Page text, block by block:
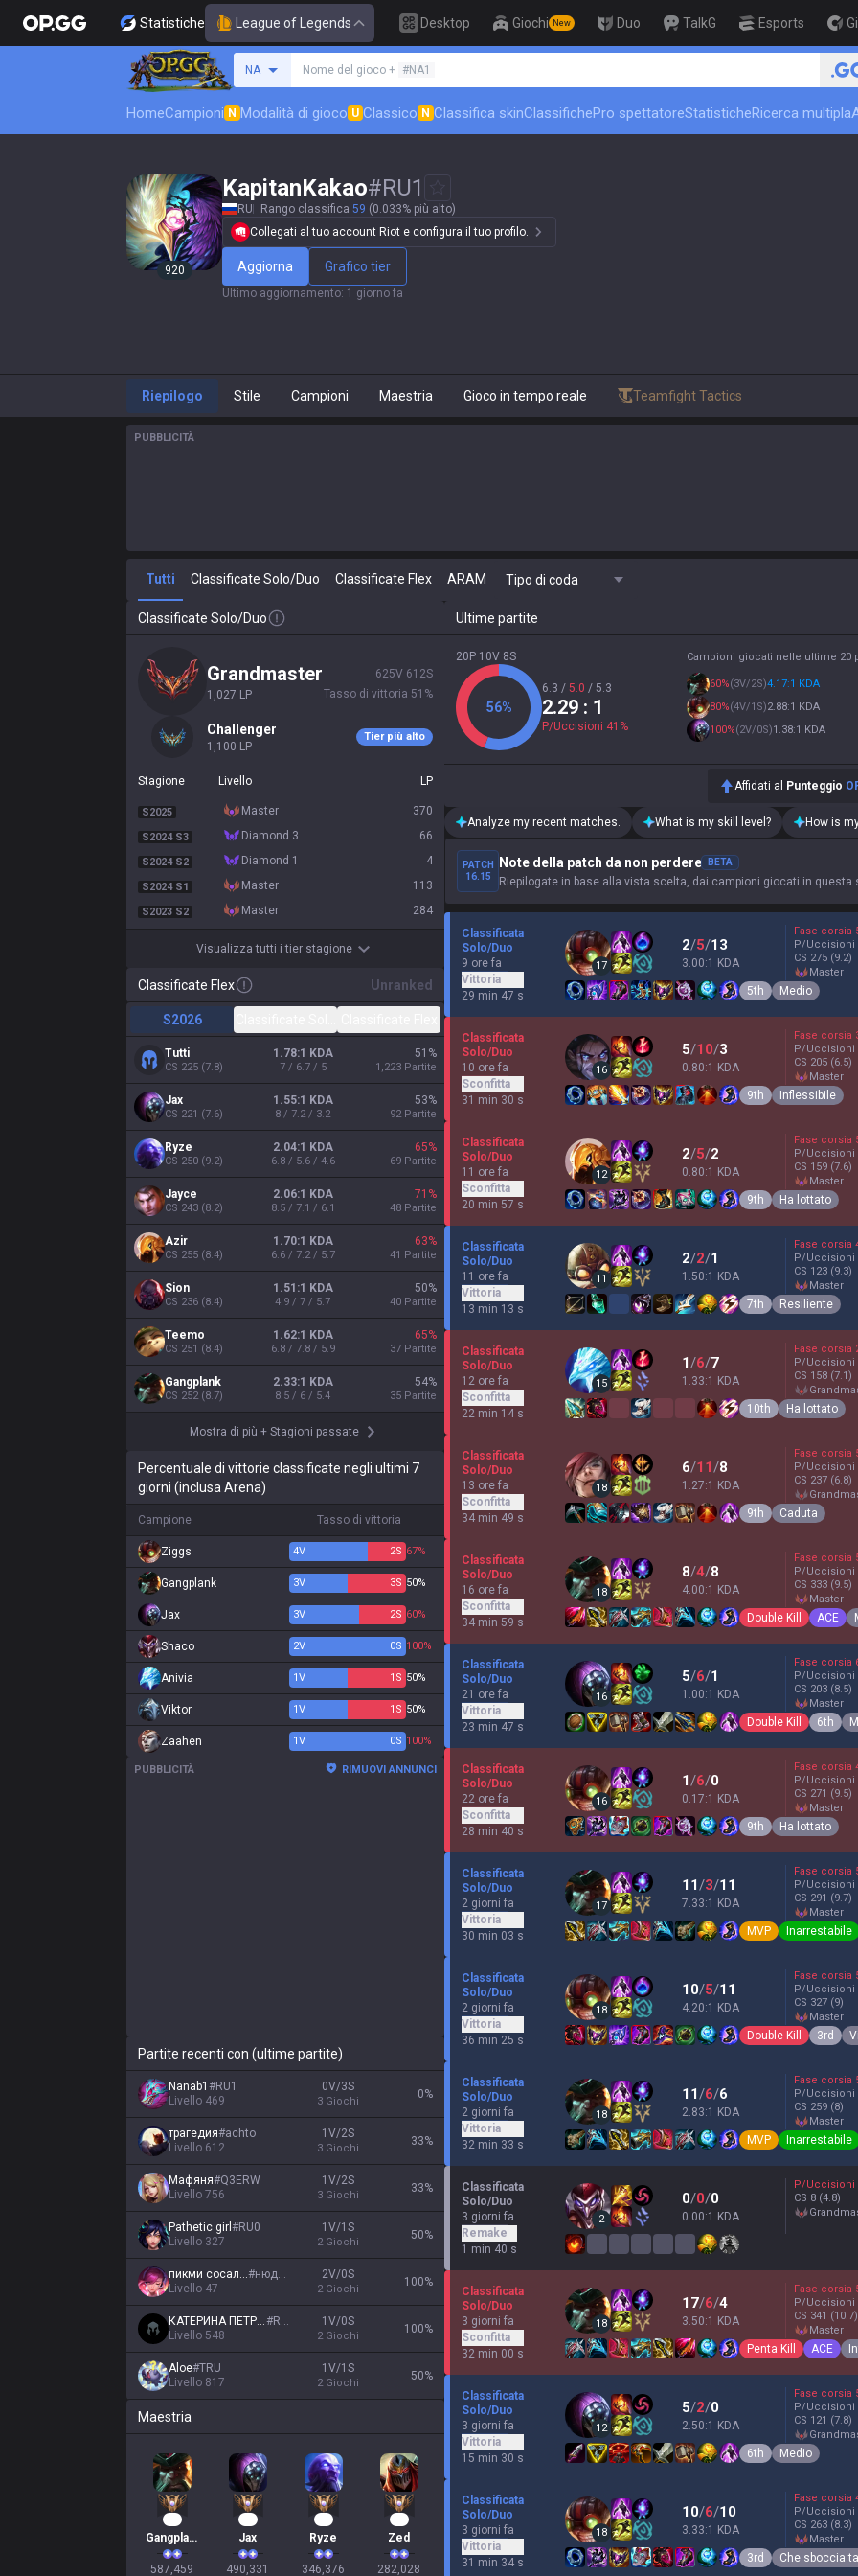
Statistiche League of Legends Desktop Giochi New Duo TalkG Esports
NA
Cerca un evocatore
Nome del gioco + #NA1
HomeCampioni N Modalità di gioco U Classico N Classifica skinClassifichePro spettatoreStatisticheRicerca multipla
920
KapitanKakao#RU1
RU Rango classifica 59 (0.033% più alto)
Collegati al tuo account Riot e configura il tuo profilo.
Aggiorna Grafico tier
Ultimo aggiornamento: 1 giorno fa
Riepilogo Stile Campioni Maestria Gioco in tempo reale Teamfight Tactics
PUBBLICITÀ
Tutti Classificate Solo/Duo Classificate Flex ARAM Tipo di coda
Classificate Solo/Duo
grandmaster
1,027 LP
625V 612S
Tasso di vittoria 51 %
challenger
1,100 LP
Tier più alto
Stagione Livello LP
S2025 master 370
S2024 S3 diamond 3 66
S2024 S2 diamond 1 4
S2024 S1 master 113
S2023 S2 master 284
Visualizza tutti i tier stagione
Classificate Flex Unranked
S2026
Tutti
CS 225 (7.8)
1.78:1 KDA
7 / 6.7 / 5
51 %
1,223 Partite
Jax
CS 221 (7.6)
1.55:1 KDA
8 / 7.2 / 3.2
53%
92 Partite
Ryze
CS 250 (9.2)
2.04:1 KDA
6.8 / 5.6 / 4.6
65%
69 Partite
Jayce
CS 243 (8.2)
2.06:1 KDA
8.5 / 7.1 / 6.1
71 %
48 Partite
Azir
CS 255 (8.4)
1.70:1 KDA
6.6 / 7.2 / 5.7
63%
41 Partite
Sion
CS 236 (8.4)
1.51:1 KDA
4.9 / 7 / 5.7
50%
40 Partite
Teemo
CS 251 (8.4)
1.62:1 KDA
6.8 / 7.8 / 5.9
65%
37 Partite
Gangplank
CS 252(8.7)
2.33:1 KDA
8.5 / 6 / 5.4
54%
35 Partite
Mostra di più + Stagioni passate
Percentuale di vittorie classificate negli ultimi 7
giorni (inclusa Arena)
Campione Tasso di vittoria
Ziggs 4V 2S 67%
Gangplank 3V 3S 50%
Jax 3V 2S 60%
Shaco 2V 0S 100%
Anivia 1V 1 S 50%
Viktor 1V 1 S 50%
Zaahen 1V 0S 100%
PUBBLICITÀ RIMUOVI ANNUNCI
Partite recenti con (ultime partite)
Nanab1 #RU1
Livello 469
0V/3S
3 Giochi
0%
трагедия#achto
Livello 612
1V/2S
3 Giochi
33%
Мафяня#Q3ERW
Livello 756
1V/2S
3 Giochi
33%
Pathetic girl #RU0
Livello 327
1V/1S
2 Giochi
50%
пикми сосалка#нюдсы
Livello 47
2V/0S
2 Giochi
100%
КАТЕРИНА ПЕТРОВА#RU1
Livello 548
1V/0S
2 Giochi
100%
Aloe#TRU
Livello 817
1V/1S
2 Giochi
50%
Maestria
Gangplank
587,459
Jax
490,331
Ryze
346,376
Zed
282,028
Ultime partite
20P 10V 8S
56%
6.3 / 5.0 / 5.3
2.29 : 1
P/Uccisioni 41 %
Campioni giocati nelle ultime 20
60%(3V/2S)4.17:1 KDA
80%(4V/1S)2.88:1 KDA
100%(2V/0S)1.38:1 KDA
Affidati al Punteggio
Analyze my recent matches. What is my skill level? How is
PATCH
16.15
Note della patch da non perdere BETA
Riepilogate in base alla vista scelta, dai campioni giocati in
Classificata
Solo/Duo
9 ore fa
Vittoria
29 min 47 s
17
2/5/13
3.00:1 KDA
Fase corsia
P/Uccisioni
CS 275 (9.2)
master
5th Medio
Classificata
Solo/Duo
10 ore fa
Sconfitta
31 min 30 s
16
5/10/3
0.80:1 KDA
Fase corsia
P/Uccisioni
CS 205 (6.5)
master
9th Inflessibile
Classificata
Solo/Duo
11 ore fa
Sconfitta
20 min 57 s
12
2/5/2
0.80:1 KDA
Fase corsia
P/Uccisioni
CS 159 (7.6)
master
9th Ha lottato
Classificata
Solo/Duo
11 ore fa
Vittoria
13 min 13 s
11
2/2/1
1.50:1 KDA
Fase corsia
P/Uccisioni
CS 123 (9.3)
master
7th Resiliente
Classificata
Solo/Duo
12 ore fa
Sconfitta
22 min 14 s
15
1/6/7
1.33:1 KDA
Fase corsia
P/Uccisioni
CS 158 (7.1)
10th Ha lottato
Classificata
Solo/Duo
13 ore fa
Sconfitta
34 min 49 s
18
6/11/8
1.27:1 KDA
Fase corsia
P/Uccisioni
CS 237 (6.8)
9th Caduta
Classificata
Solo/Duo
16 ore fa
Sconfitta
34 min 59 s
18
8/4/8
4.00:1 KDA
Fase corsia
P/Uccisioni
CS 333 (9.5)
master
Double Kill ACE
Classificata
Solo/Duo
21 ore fa
Vittoria
23 min 47 s
16
5/6/1
1.00:1 KDA
Fase corsia
P/Uccisioni
CS 203 (8.5)
master
Double Kill 6th
Classificata
Solo/Duo
22 ore fa
Sconfitta
28 min 40 s
16
1/6/0
0.17:1 KDA
Fase corsia
P/Uccisioni
CS 271 (9.5)
master
9th Ha lottato
Classificata
Solo/Duo
2 giorni fa
Vittoria
30 min 03 s
17
11/3/11
7.33:1 KDA
Fase corsia
P/Uccisioni
CS 291 (9.7)
master
MVP Inarrestabile
Classificata
Solo/Duo
2 giorni fa
Vittoria
36 min 25 s
18
10/5/11
4.20:1 KDA
Fase corsia
P/Uccisioni
CS 327 (9)
master
Double Kill 3rd
Classificata
Solo/Duo
2 giorni fa
Vittoria
32 min 33 s
18
11/6/6
2.83:1 KDA
Fase corsia
P/Uccisioni
CS 259 (8)
master
MVP Inarrestabile
Classificata
Solo/Duo
3 giorni fa
Remake
1 min 40 s
2
0/0/0
0.00:1 KDA
P/Uccisioni
CS 8 (4.8)
Classificata
Solo/Duo
3 giorni fa
Sconfitta
32 min 00 s
18
17/6/4
3.50:1 KDA
Fase corsia
P/Uccisioni
CS 341 (10.7)
master
Penta Kill ACE
Classificata
Solo/Duo
3 giorni fa
Vittoria
15 min 30 s
12
5/2/0
2.50:1 KDA
Fase corsia
P/Uccisioni
CS 121 (7.8)
6th Medio
Classificata
Solo/Duo
3 giorni fa
Vittoria
31 min 34 s
18
10/6/10
3.33:1 KDA
Fase corsia
P/Uccisioni
CS 263 (8.3)
master
3rd Che sboccia